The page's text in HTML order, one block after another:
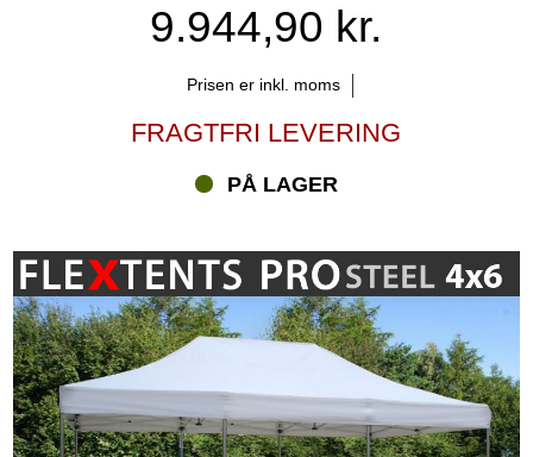
9.944,90 kr.
Prisen er inkl. moms
FRAGTFRI LEVERING
PÅ LAGER